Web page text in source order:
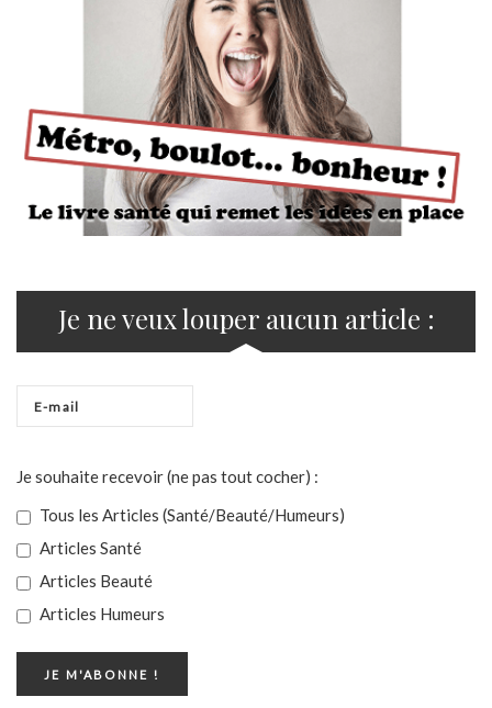
Je ne veux louper aucun article :
Je souhaite recevoir (ne pas tout cocher) :
Tous les Articles (Santé/Beauté/Humeurs)
Articles Santé
Articles Beauté
Articles Humeurs